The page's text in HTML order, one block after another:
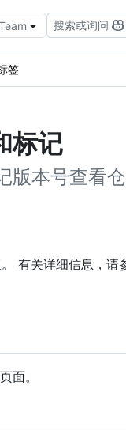
搜索或询问
签
标记
本号查看仓
有关详细信息，请
面。